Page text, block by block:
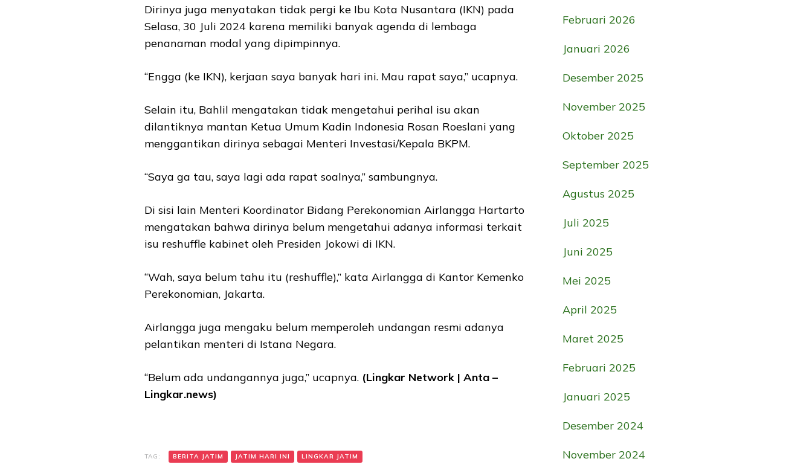
Dirinya juga menyatakan tidak pergi ke Ibu Kota Nusantara (IKN) pada
Selasa, 30 Juli 2024 karena memiliki banyak agenda di lembaga
penanaman modal yang dipimpinnya.
“Engga (ke IKN), kerjaan saya banyak hari ini. Mau rapat saya,” ucapnya.
Selain itu, Bahlil mengatakan tidak mengetahui perihal isu akan
dilantiknya mantan Ketua Umum Kadin Indonesia Rosan Roeslani yang
menggantikan dirinya sebagai Menteri Investasi/Kepala BKPM.
“Saya ga tau, saya lagi ada rapat soalnya,” sambungnya.
Di sisi lain Menteri Koordinator Bidang Perekonomian Airlangga Hartarto
mengatakan bahwa dirinya belum mengetahui adanya informasi terkait
isu reshuffle kabinet oleh Presiden Jokowi di IKN.
“Wah, saya belum tahu itu (reshuffle),” kata Airlangga di Kantor Kemenko
Perekonomian, Jakarta.
Airlangga juga mengaku belum memperoleh undangan resmi adanya
pelantikan menteri di Istana Negara.
“Belum ada undangannya juga,” ucapnya. (Lingkar Network | Anta –
Lingkar.news)
TAG: BERITA JATIM JATIM HARI INI LINGKAR JATIM
Februari 2026
Januari 2026
Desember 2025
November 2025
Oktober 2025
September 2025
Agustus 2025
Juli 2025
Juni 2025
Mei 2025
April 2025
Maret 2025
Februari 2025
Januari 2025
Desember 2024
November 2024